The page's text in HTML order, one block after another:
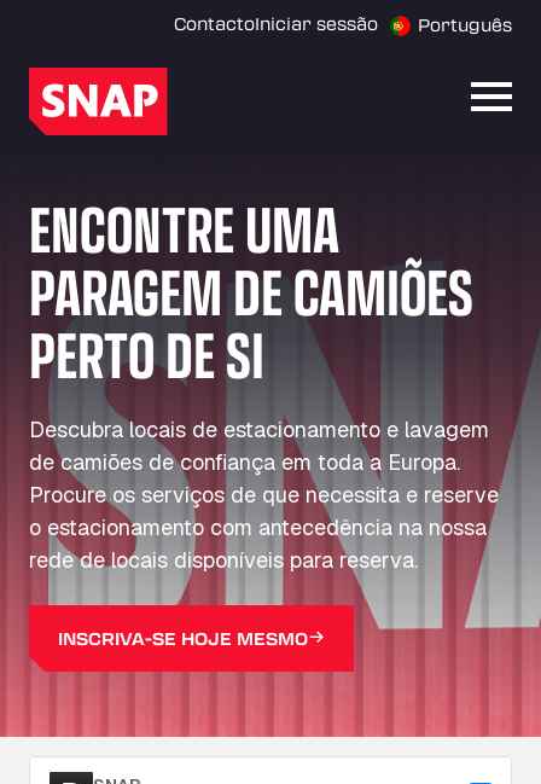
ContactoIniciar sessão Português
ENCONTRE UMA
PARAGEM DE CAMIÕES
PERTO DE SI
Descubra locais de estacionamento e lavagem
de camiões de confiança em toda a Europa.
Procure os serviços de que necessita e reserve
o estacionamento com antecedência na nossa
rede de locais disponíveis para reserva.
INSCRIVA-SE HOJE MESMO